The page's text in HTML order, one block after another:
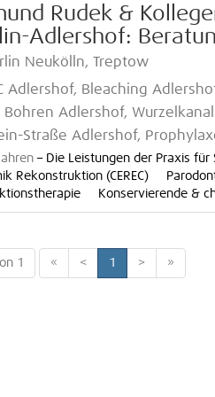
Rudek &
Adlershof:
Neukölln, Treptow
Adlershof, Bleaching
Bohren Adlershof,
Straße Adlershof,
– Die Leistungen der Praxis
Rekonstruktion (CEREC)
Konservierende &
1 « < 1 > »